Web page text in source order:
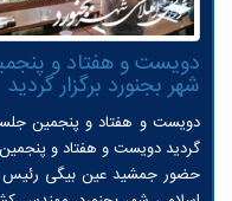
دویست و هفتاد و
شهر بجنورد برگزار گردید
دویست و هفتاد و پنجمین
گردید دویست و هفتاد و
حضور جمشید عین بیگی رئیس